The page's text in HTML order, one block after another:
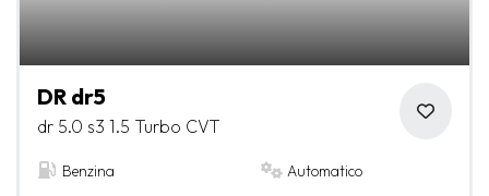
DR dr5
dr 5.0 s3 1.5 Turbo CVT
Benzina
Automatico